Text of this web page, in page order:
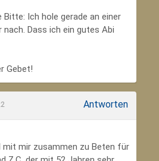
Bitte: Ich hole gerade an einer
Dass ich ein gutes Abi
Gebet!
Antworten
mit mir zusammen zu Beten für